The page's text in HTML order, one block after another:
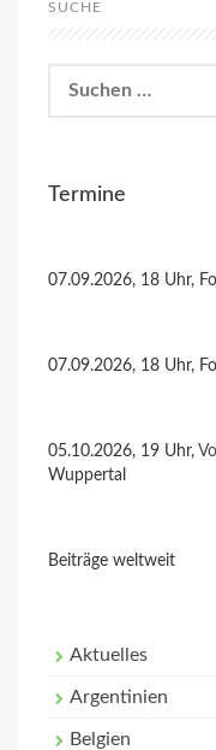
SUCHE
nach:
Termine
07.09.2026, 18 Uhr,
07.09.2026, 18 Uhr,
05.10.2026, 19 Uhr,
Wuppertal
Beiträge weltweit
Aktuelles
Argentinien
Belgien